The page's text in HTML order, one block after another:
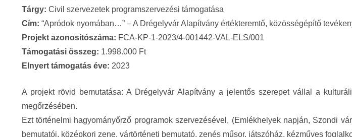
Tárgy: Civil szervezetek programszervezési támogatása
Cím: “Apródok nyomában…” – A Drégelyvár Alapítvány értékteremtő, közösségépítő
Projekt azonosítószáma: FCA-KP-1-2023/4-001442-VAL-ELS/001
Támogatási összeg: 1.998.000 Ft
Elnyert támogatás éve: 2023
A projekt rövid bemutatása: A Drégelyvár Alapítvány a jelentős szerepet vállal a
megőrzésében.
Ezt történelmi hagyományőrző programok szervezésével, (Emlékhelyek napján, Szondi
bemutatói, középkori zene, vártörténeti bemutató, zenés műsor, játszóház, kézműves